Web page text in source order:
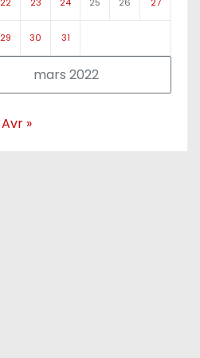
mars 2022
22 23 24 25 26 27
29 30 31
Avr »